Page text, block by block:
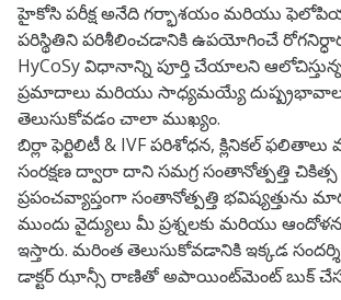
హైకోసి పరీక్ష అనేది గర్భాశయం మరియు
పరిస్థితిని పరిశీలించడానికి ఉపయోగించే
HyCoSy విధానాన్ని పూర్తి చేయాలని
ప్రమాదాలు మరియు సాధ్యమయ్యే దుష్ప్రభావాల
తెలుసుకోవడం చాలా ముఖ్యం.
బిర్లా ఫెర్టిలిటీ & IVF పరిశోధన, క్లినికల్
సంరక్షణ ద్వారా దాని సమగ్ర సంతానోత్పత్తి
ప్రపంచవ్యాప్తంగా సంతానోత్పత్తి భవిష్యత్తును
ముందు వైద్యులు మీ ప్రశ్నలకు మరియు
ఇస్తారు. మరింత తెలుసుకోవడానికి ఇక్కడ
డాక్టర్ ఝాన్సీ రాణితో అపాయింట్‌మెంట్ బుక్